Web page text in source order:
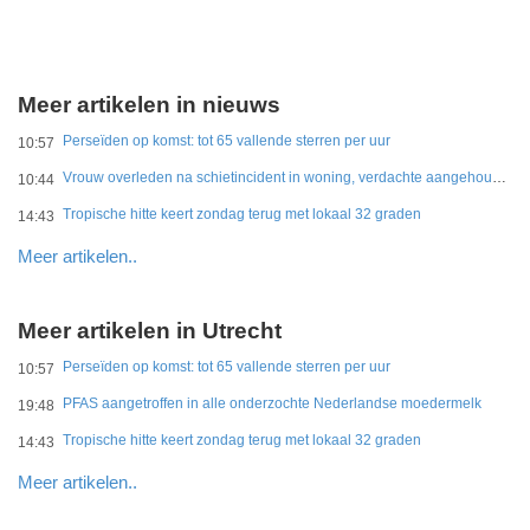
Meer artikelen in nieuws
10:57 Perseïden op komst: tot 65 vallende sterren per uur
10:44 Vrouw overleden na schietincident in woning, verdachte aangehouden
14:43 Tropische hitte keert zondag terug met lokaal 32 graden
Meer artikelen..
Meer artikelen in Utrecht
10:57 Perseïden op komst: tot 65 vallende sterren per uur
19:48 PFAS aangetroffen in alle onderzochte Nederlandse moedermelk
14:43 Tropische hitte keert zondag terug met lokaal 32 graden
Meer artikelen..